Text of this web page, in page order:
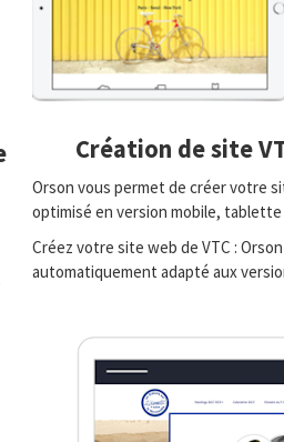
Création de site
Orson vous permet de créer votre
optimisé en version mobile,
Créez votre site web de VTC :
automatiquement adapté aux